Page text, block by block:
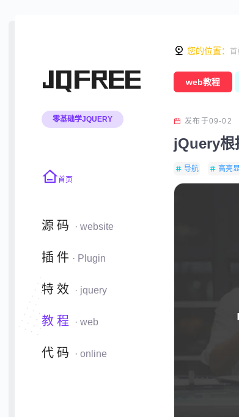
JQFREE
零基础学JQUERY
首页
源码 · website
插件 · Plugin
特效 · jquery
教程 · web
代码 · online
您的位置： 首
web教程
发布于09-02
jQuery根
导航 高亮